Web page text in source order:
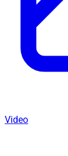
Video